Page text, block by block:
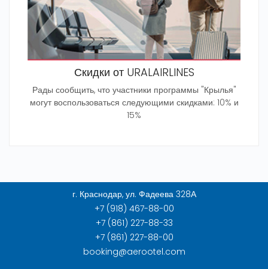
Скидки от URALAIRLINES
Рады сообщить, что участники программы "Крылья"
могут воспользоваться следующими скидками: 10% и
15%
г. Краснодар, ул. Фадеева 328А
+7 (918) 467-88-00
+7 (861) 227-88-33
+7 (861) 227-88-00
booking@aerootel.com